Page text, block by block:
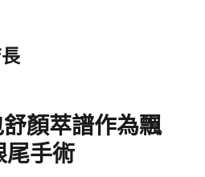
顏萃譜作為飄
尾手術